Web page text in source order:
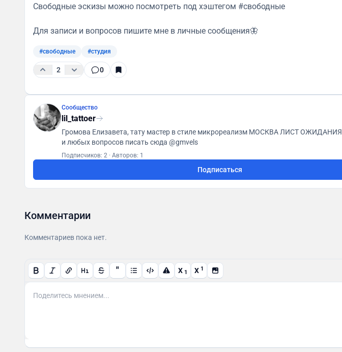
Свободные эскизы можно посмотреть под хэштегом #свободные
Для записи и вопросов пишите мне в личные сообщения🦋
#свободные #студия
2 0
Сообщество
lil_tattoer
Громова Елизавета, тату мастер в стиле микрореализм МОСКВА ЛИСТ ОЖИДАНИЯ По поводу записи
и любых вопросов писать сюда @gmvels
Подписчиков: 2 · Авторов: 1
Подписаться
Комментарии
Комментариев пока нет.
" X 1 X 1